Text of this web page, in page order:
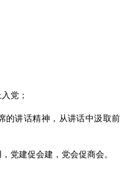
党；
的讲话精神，从讲话中汲取前
党建促会建，党会促商会。